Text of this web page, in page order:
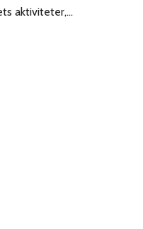
aktiviteter,…